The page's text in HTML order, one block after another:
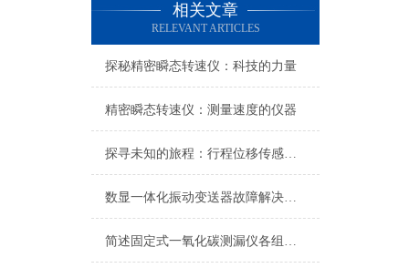
相关文章
RELEVANT ARTICLES
探秘精密瞬态转速仪：科技的力量
精密瞬态转速仪：测量速度的仪器
探寻未知的旅程：行程位移传感器的奇妙之旅
数显一体化振动变送器故障解决方法
简述固定式一氧化碳测漏仪各组成部件的作用